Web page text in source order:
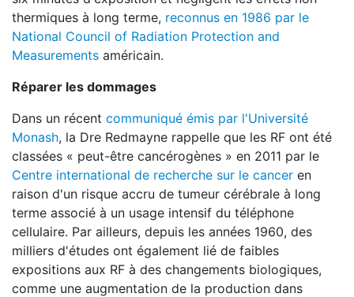
thermiques à long terme, reconnus en 1986 par le
National Council of Radiation Protection and
Measurements américain.
Réparer les dommages
Dans un récent communiqué émis par l'Université
Monash, la Dre Redmayne rappelle que les RF ont été
classées « peut-être cancérogènes » en 2011 par le
Centre international de recherche sur le cancer en
raison d'un risque accru de tumeur cérébrale à long
terme associé à un usage intensif du téléphone
cellulaire. Par ailleurs, depuis les années 1960, des
milliers d'études ont également lié de faibles
expositions aux RF à des changements biologiques,
comme une augmentation de la production dans